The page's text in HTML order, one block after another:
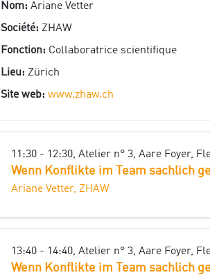
Nom: Ariane Vetter
Société: ZHAW
Fonction: Collaboratrice scientifique
Lieu: Zürich
Site web: www.zhaw.ch
11:30 - 12:30, Atelier n° 3, Aare Foyer,
Wenn Konflikte im Team sachlich
Ariane Vetter, ZHAW
13:40 - 14:40, Atelier n° 3, Aare Foyer,
Wenn Konflikte im Team sachlich